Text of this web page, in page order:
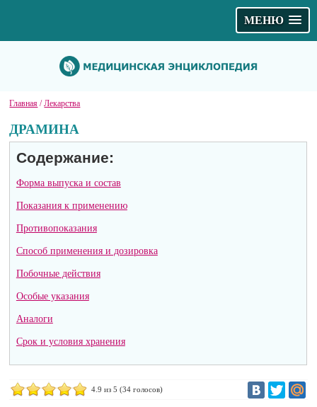
МЕНЮ
Главная /Лекарства
ДРАМИНА
Содержание:
Форма выпуска и состав
Показания к применению
Противопоказания
Способ применения и дозировка
Побочные действия
Особые указания
Аналоги
Срок и условия хранения
4.9 из 5 (34 голосов)